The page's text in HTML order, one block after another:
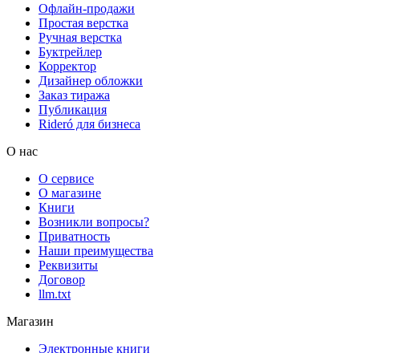
Офлайн-продажи
Простая верстка
Ручная верстка
Буктрейлер
Корректор
Дизайнер обложки
Заказ тиража
Публикация
Rideró для бизнеса
О нас
О сервисе
О магазине
Книги
Возникли вопросы?
Приватность
Наши преимущества
Реквизиты
Договор
llm.txt
Магазин
Электронные книги